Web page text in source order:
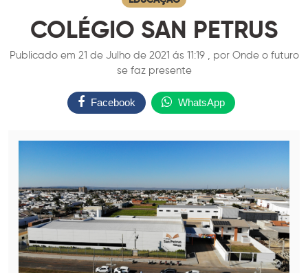
COLÉGIO SAN PETRUS
Publicado em 21 de Julho de 2021 ás 11:19 , por Onde o futuro
se faz presente
Facebook WhatsApp